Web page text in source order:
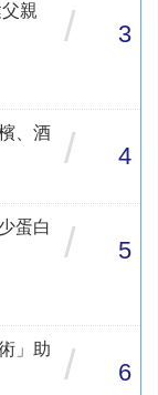
親
/ 3
、酒
/ 4
蛋白
/ 5
」助
/ 6